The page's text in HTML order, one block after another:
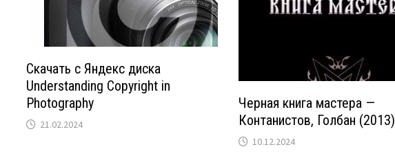
Скачать с Яндекс диска
Understanding Copyright in
Photography
21.02.2024
Черная книга мастера —
Контанистов, Голбан (2013)
10.12.2024